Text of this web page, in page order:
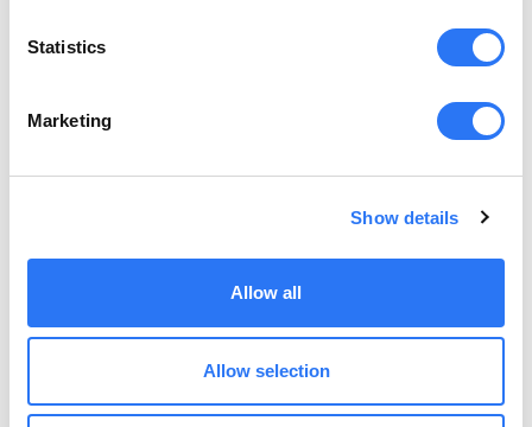
Statistics
Marketing
Show details
Allow all
Allow selection
para que nenhum concorrente capture o interesse
Além dos segmentos não transacionais e
transacionais mencionados acima, você também
pode considerar personas em termos do que
Caçadores de descontos
Neste tipo de persona, o prospecto está
procurando uma boa barganha. Na verdade, eles